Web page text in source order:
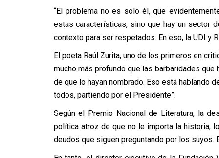
“El problema no es solo él, que
estas características, sino que hay un sector
contexto para ser respetados. En eso, la UDI y
El poeta Raúl Zurita, uno de los primeros en
mucho más profundo que las barbaridades
de que lo hayan nombrado. Eso está hablando
todos, partiendo por el Presidente”.
Según el Premio Nacional de Literatura, la
política atroz de que no le importa la historia,
deudos que siguen preguntando por los suyos.